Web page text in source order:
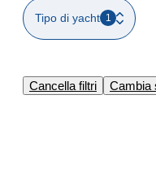
Tipo di yacht 1
Cancella filtri Cambia